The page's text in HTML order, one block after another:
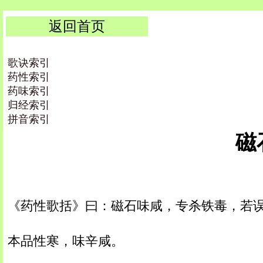
返回首页
歌诀索引
药性索引
药味索引
归经索引
拼音索引
磁
《药性歌括》曰：磁石味咸，专杀铁毒，若
本品性寒，味辛咸。